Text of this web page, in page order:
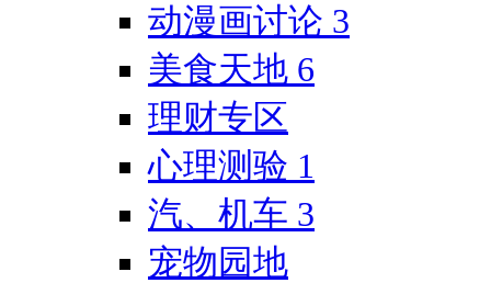
动漫画讨论 3
美食天地 6
理财专区
心理测验 1
汽、机车 3
宠物园地